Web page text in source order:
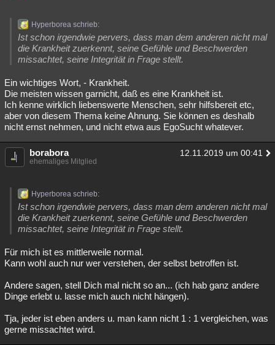
Hyperborea schrieb:
Ist schon irgendwie pervers, dass man dem anderen nicht mal
die Krankheit zuerkennt, seine Gefühle und Beschwerden
missachtet, seine Integrität in Frage stellt.
Ein wichtiges Wort, - Krankheit.
Die meisten wissen garnicht, daß es eine Krankheit ist.
Ich kenne wirklich liebenswerte Menschen, sehr hilfsbereit etc,
aber von diesem Thema keine Ahnung. Sie können es deshalb
nicht ernst nehmen, und nicht etwa aus EgoSucht whatever.
borabora 12.11.2019 um 00:41
ehemaliges Mitglied
Hyperborea schrieb:
Ist schon irgendwie pervers, dass man dem anderen nicht mal
die Krankheit zuerkennt, seine Gefühle und Beschwerden
missachtet, seine Integrität in Frage stellt.
Für mich ist es mittlerweile normal.
Kann wohl auch nur wer verstehen, der selbst betroffen ist.
Andere sagen, stell Dich mal nicht so an... (ich hab ganz andere
Dinge erlebt u. lasse mich auch nicht hängen).
Tja, jeder ist eben anders u. man kann nicht 1 : 1 vergleichen, was
gerne missachtet wird.